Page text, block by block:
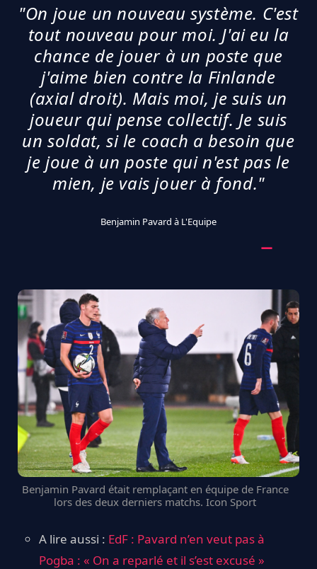
"On joue un nouveau système. C'est
tout nouveau pour moi. J'ai eu la
chance de jouer à un poste que
j'aime bien contre la Finlande
(axial droit). Mais moi, je suis un
joueur qui pense collectif. Je suis
un soldat, si le coach a besoin que
je joue à un poste qui n'est pas le
mien, je vais jouer à fond."
Benjamin Pavard à L'Equipe
Benjamin Pavard était remplaçant en équipe de France
lors des deux derniers matchs. Icon Sport
A lire aussi : EdF : Pavard n’en veut pas à
Pogba : « On a reparlé et il s’est excusé »